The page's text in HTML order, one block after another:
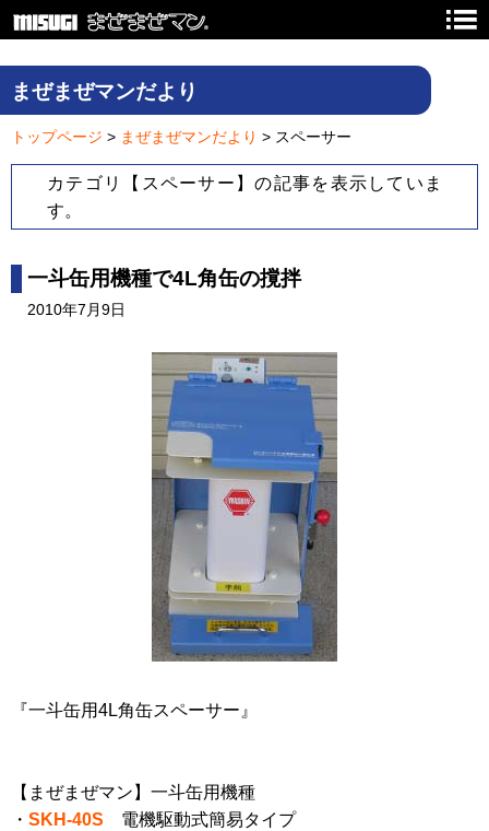
まぜまぜマンだより
トップページ > まぜまぜマンだより > スペーサー
カテゴリ【スペーサー】の記事を表示していま
す。
一斗缶用機種で4L角缶の撹拌
2010年7月9日
『一斗缶用4L角缶スペーサー』
【まぜまぜマン】一斗缶用機種
・ SKH-40S 電機駆動式簡易タイプ